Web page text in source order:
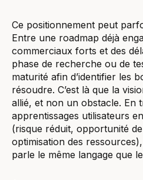
Ce positionnement peut
Entre une roadmap déjà
commerciaux forts et des
phase de recherche ou de
maturité afin d’identifier les
résoudre. C’est là que la
allié, et non un obstacle. En
apprentissages utilisateurs
(risque réduit, opportunité
optimisation des
parle le même langage que